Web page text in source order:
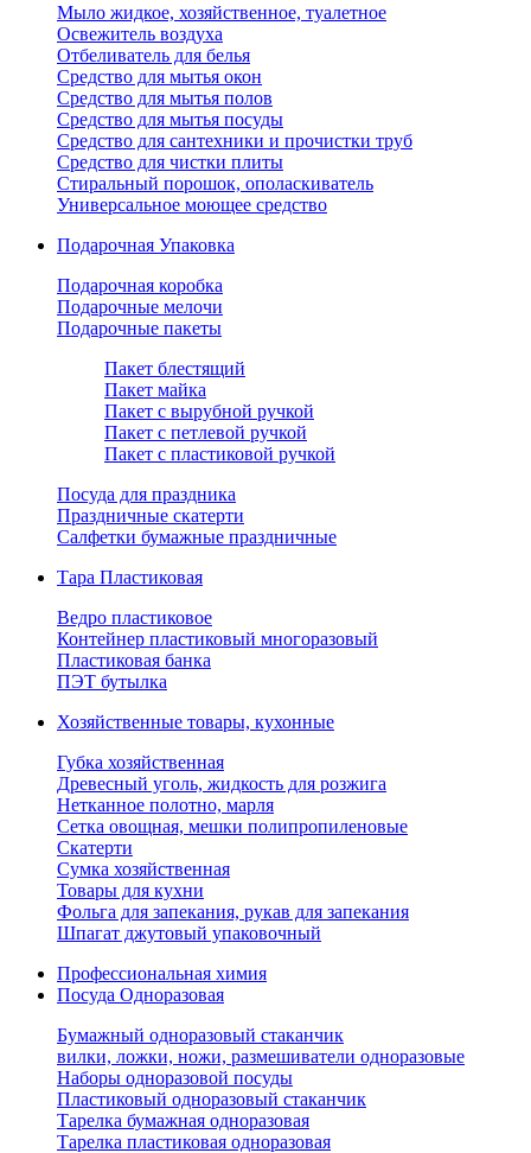
Мыло жидкое, хозяйственное, туалетное
Освежитель воздуха
Отбеливатель для белья
Средство для мытья окон
Средство для мытья полов
Средство для мытья посуды
Средство для сантехники и прочистки труб
Средство для чистки плиты
Стиральный порошок, ополаскиватель
Универсальное моющее средство
Подарочная Упаковка
Подарочная коробка
Подарочные мелочи
Подарочные пакеты
Пакет блестящий
Пакет майка
Пакет с вырубной ручкой
Пакет с петлевой ручкой
Пакет с пластиковой ручкой
Посуда для праздника
Праздничные скатерти
Салфетки бумажные праздничные
Тара Пластиковая
Ведро пластиковое
Контейнер пластиковый многоразовый
Пластиковая банка
ПЭТ бутылка
Хозяйственные товары, кухонные
Губка хозяйственная
Древесный уголь, жидкость для розжига
Нетканное полотно, марля
Сетка овощная, мешки полипропиленовые
Скатерти
Сумка хозяйственная
Товары для кухни
Фольга для запекания, рукав для запекания
Шпагат джутовый упаковочный
Профессиональная химия
Посуда Одноразовая
Бумажный одноразовый стаканчик
вилки, ложки, ножи, размешиватели одноразовые
Наборы одноразовой посуды
Пластиковый одноразовый стаканчик
Тарелка бумажная одноразовая
Тарелка пластиковая одноразовая